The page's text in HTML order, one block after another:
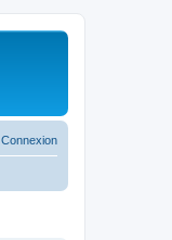
Connexion